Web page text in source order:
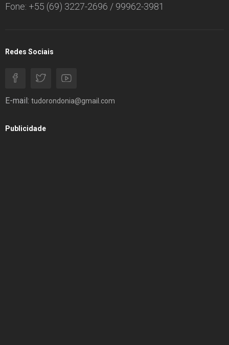
Fone: +55 (69) 3227-2696 / 99962-3981
Redes Sociais
E-mail: tudorondonia@gmail.com
Publicidade